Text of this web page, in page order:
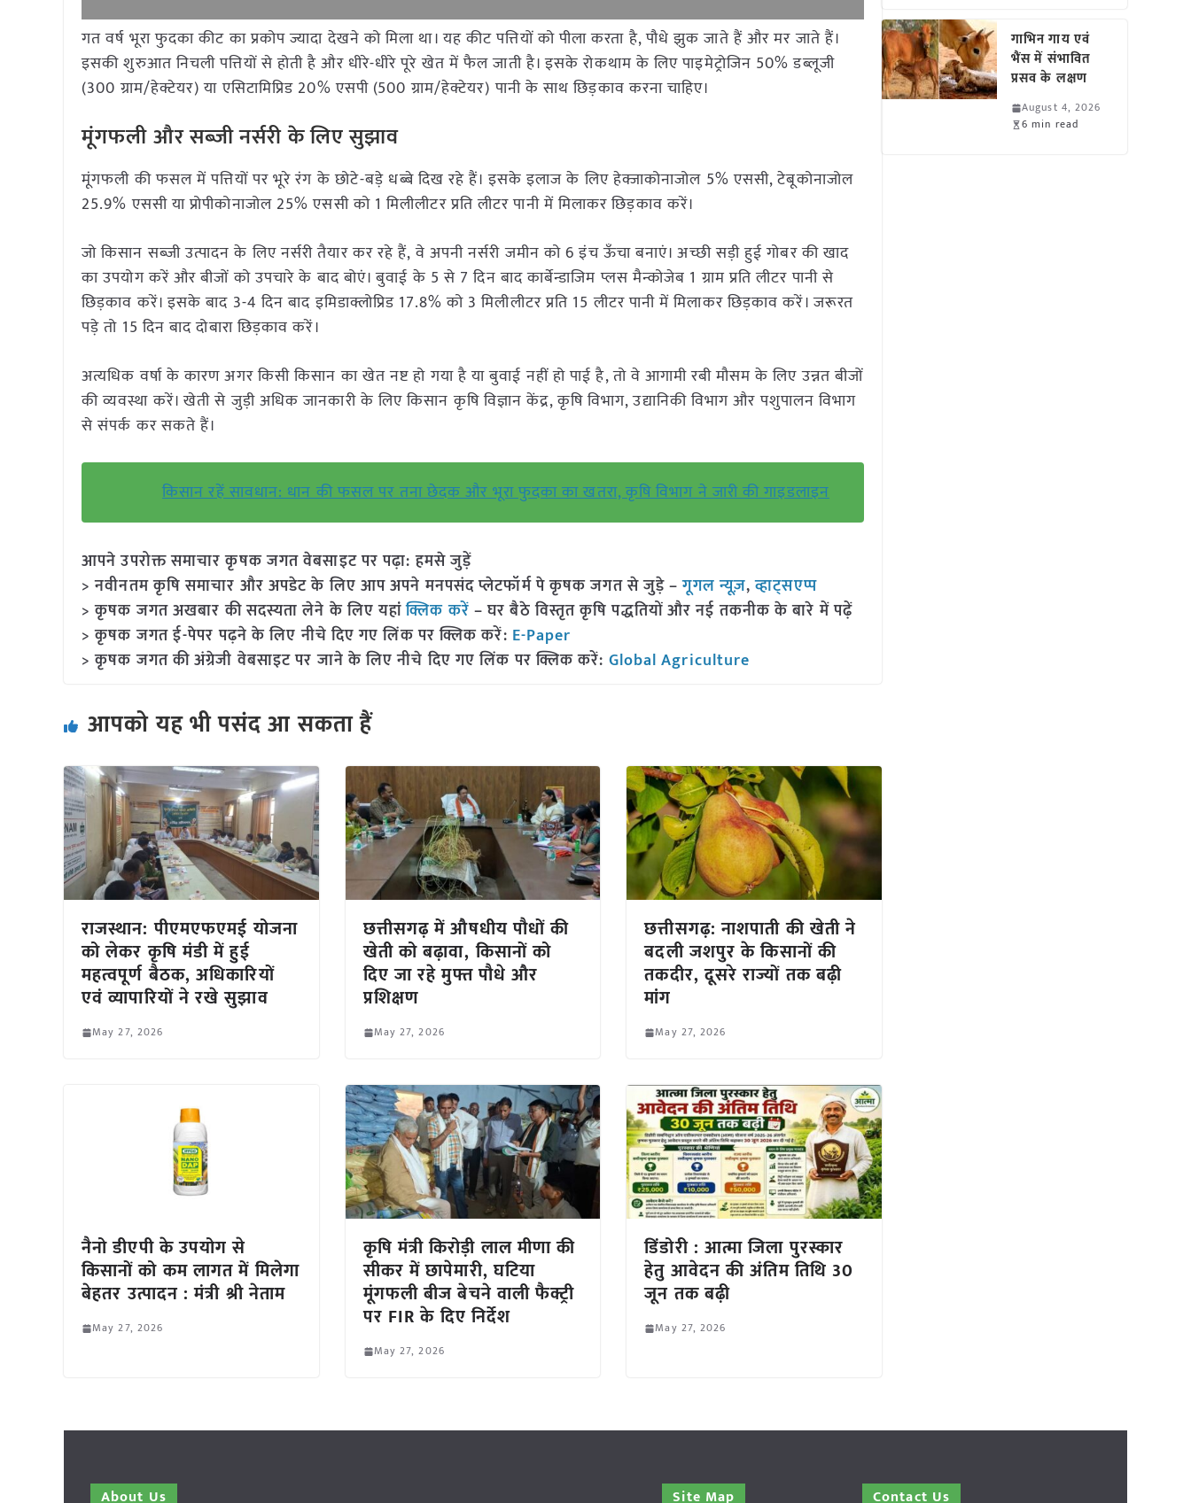
गत वर्ष भूरा फुदका कीट का प्रकोप ज्यादा देखने को मिला था। यह कीट पत्तियों को पीला करता है, पौधे झुक जाते हैं और मर जाते हैं।
इसकी शुरुआत निचली पत्तियों से होती है और धीरे-धीरे पूरे खेत में फैल जाती है। इसके रोकथाम के लिए पाइमेट्रोजिन 50% डब्लूजी
(300 ग्राम/हेक्टेयर) या एसिटामिप्रिड 20% एसपी (500 ग्राम/हेक्टेयर) पानी के साथ छिड़काव करना चाहिए।
मूंगफली और सब्जी नर्सरी के लिए सुझाव
मूंगफली की फसल में पत्तियों पर भूरे रंग के छोटे-बड़े धब्बे दिख रहे हैं। इसके इलाज के लिए हेक्जाकोनाजोल 5% एससी, टेबूकोनाजोल
25.9% एससी या प्रोपीकोनाजोल 25% एससी को 1 मिलीलीटर प्रति लीटर पानी में मिलाकर छिड़काव करें।
जो किसान सब्जी उत्पादन के लिए नर्सरी तैयार कर रहे हैं, वे अपनी नर्सरी जमीन को 6 इंच ऊँचा बनाएं। अच्छी सड़ी हुई गोबर की खाद
का उपयोग करें और बीजों को उपचारे के बाद बोएं। बुवाई के 5 से 7 दिन बाद कार्बेन्डाजिम प्लस मैन्कोजेब 1 ग्राम प्रति लीटर पानी से
छिड़काव करें। इसके बाद 3-4 दिन बाद इमिडाक्लोप्रिड 17.8% को 3 मिलीलीटर प्रति 15 लीटर पानी में मिलाकर छिड़काव करें। जरूरत
पड़े तो 15 दिन बाद दोबारा छिड़काव करें।
अत्यधिक वर्षा के कारण अगर किसी किसान का खेत नष्ट हो गया है या बुवाई नहीं हो पाई है, तो वे आगामी रबी मौसम के लिए उन्नत बीजों
की व्यवस्था करें। खेती से जुड़ी अधिक जानकारी के लिए किसान कृषि विज्ञान केंद्र, कृषि विभाग, उद्यानिकी विभाग और पशुपालन विभाग
से संपर्क कर सकते हैं।
किसान रहें सावधान: धान की फसल पर तना छेदक और भूरा फुदका का खतरा, कृषि विभाग ने जारी की गाइडलाइन
आपने उपरोक्त समाचार कृषक जगत वेबसाइट पर पढ़ा: हमसे जुड़ें
> नवीनतम कृषि समाचार और अपडेट के लिए आप अपने मनपसंद प्लेटफॉर्म पे कृषक जगत से जुड़े –गूगल न्यूज़,व्हाट्सएप्प
> कृषक जगत अखबार की सदस्यता लेने के लिए यहांक्लिक करें – घर बैठे विस्तृत कृषि पद्धतियों और नई तकनीक के बारे में पढ़ें
> कृषक जगत ई-पेपर पढ़ने के लिए नीचे दिए गए लिंक पर क्लिक करें: E-Paper
> कृषक जगत की अंग्रेजी वेबसाइट पर जाने के लिए नीचे दिए गए लिंक पर क्लिक करें: Global Agriculture
आपको यह भी पसंद आ सकता हैं
राजस्थान: पीएमएफएमई योजना
को लेकर कृषि मंडी में हुई
महत्वपूर्ण बैठक, अधिकारियों
एवं व्यापारियों ने रखे सुझाव
May 27, 2026
छत्तीसगढ़ में औषधीय पौधों की
खेती को बढ़ावा, किसानों को
दिए जा रहे मुफ्त पौधे और
प्रशिक्षण
May 27, 2026
छत्तीसगढ़: नाशपाती की खेती ने
बदली जशपुर के किसानों की
तकदीर, दूसरे राज्यों तक बढ़ी
मांग
May 27, 2026
नैनो डीएपी के उपयोग से
किसानों को कम लागत में मिलेगा
बेहतर उत्पादन : मंत्री श्री नेताम
May 27, 2026
कृषि मंत्री किरोड़ी लाल मीणा की
सीकर में छापेमारी, घटिया
मूंगफली बीज बेचने वाली फैक्ट्री
पर FIR के दिए निर्देश
May 27, 2026
डिंडोरी : आत्मा जिला पुरस्कार
हेतु आवेदन की अंतिम तिथि 30
जून तक बढ़ी
May 27, 2026
गाभिन गाय एवं
भैंस में संभावित
प्रसव के लक्षण
August 4, 2026
6 min read
About Us Site Map Contact Us